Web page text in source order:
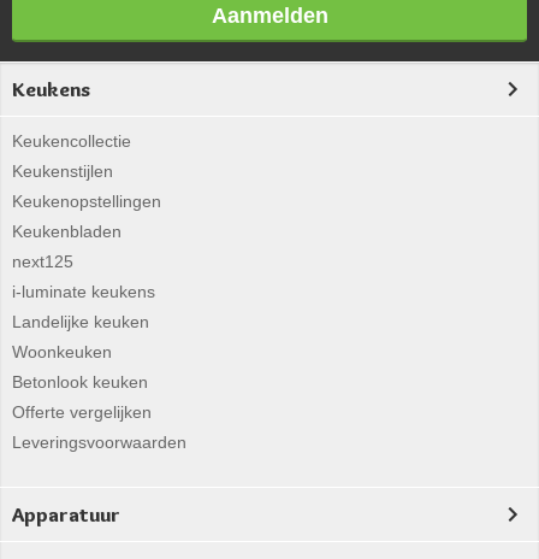
Aanmelden
Keukens
Keukencollectie
Keukenstijlen
Keukenopstellingen
Keukenbladen
next125
i-luminate keukens
Landelijke keuken
Woonkeuken
Betonlook keuken
Offerte vergelijken
Leveringsvoorwaarden
Apparatuur